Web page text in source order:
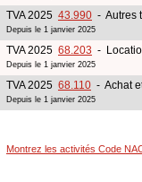
TVA 2025 43.990 - Autres
Depuis le 1 janvier 2025
TVA 2025 68.203 -
Depuis le 1 janvier 2025
TVA 2025 68.110 - Achat
Depuis le 1 janvier 2025
Montrez les activités Code